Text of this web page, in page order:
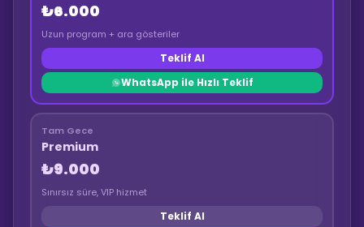
₺6.000
Uzun program + ara gösteriler
Teklif Al
WhatsApp ile Hızlı Teklif
Tam Gece
Premium
₺9.000
Sınırsız süre, VIP hizmet
Teklif Al